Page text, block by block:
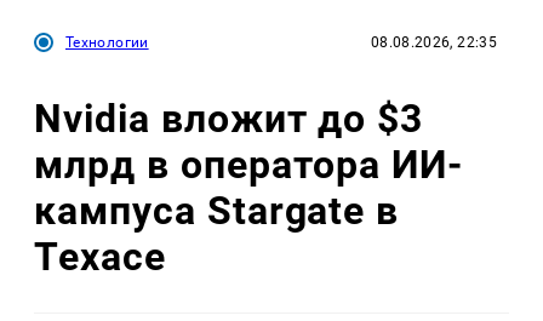
Технологии 08.08.2026, 22:35
Nvidia вложит до $3
млрд в оператора ИИ-
кампуса Stargate в
Техасе